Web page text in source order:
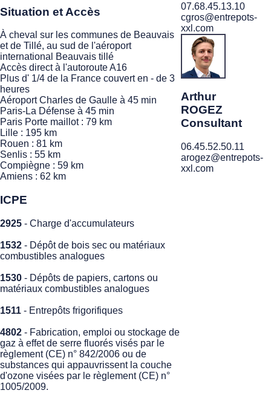
Situation et Accès
À cheval sur les communes de Beauvais
et de Tillé, au sud de l'aéroport
international Beauvais tillé
Accès direct à l'autoroute A16
Plus d' 1/4 de la France couvert en - de 3
heures
Aéroport Charles de Gaulle à 45 min
Paris-La Défense à 45 min
Paris Porte maillot : 79 km
Lille : 195 km
Rouen : 81 km
Senlis : 55 km
Compiègne : 59 km
Amiens : 62 km
ICPE
2925 - Charge d'accumulateurs
1532 - Dépôt de bois sec ou matériaux
combustibles analogues
1530 - Dépôts de papiers, cartons ou
matériaux combustibles analogues
1511 - Entrepôts frigorifiques
4802 - Fabrication, emploi ou stockage de
gaz à effet de serre fluorés visés par le
règlement (CE) n° 842/2006 ou de
substances qui appauvrissent la couche
d'ozone visées par le règlement (CE) n°
1005/2009.
07.68.45.13.10
cgros@entrepots-
xxl.com
Arthur
ROGEZ
Consultant
06.45.52.50.11
arogez@entrepots-
xxl.com